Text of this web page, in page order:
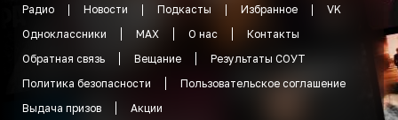
Радио Новости Подкасты Избранное
VK
Одноклассники
MAX О нас
Контакты
Обратная связь
Вещание
Результаты СОУТ
Политика безопасности
Пользовательское соглашение
Выдача призов
Акции